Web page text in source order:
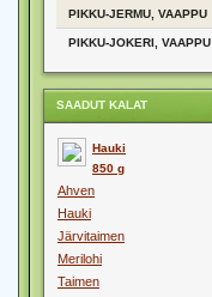
PIKKU-JERMU, VAAPPU
PIKKU-JOKERI, VAAPPU
SAADUT KALAT
Hauki
850 g
Ahven
Hauki
Järvitaimen
Merilohi
Taimen